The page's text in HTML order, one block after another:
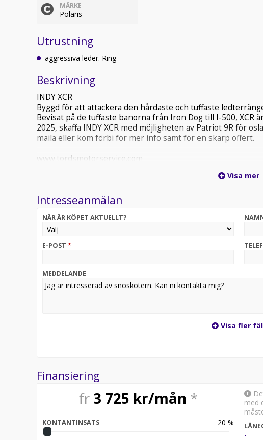
MÄRKE
Polaris
Utrustning
aggressiva leder. Ring
Beskrivning
INDY XCR
Byggd för att attackera den hårdaste och tuffaste
Bevisat på de tuffaste banorna från Iron Dog till I-500,
2025, skaffa INDY XCR med möjligheten av Patriot 9R för
maila eller kom förbi för mer info samt för en skarp offert.
www.tordsmotorservice.com
Visa mer
Intresseanmälan
NÄR ÄR KÖPET AKTUELLT?
E-POST *
MEDDELANDE
Visa fler
Finansiering
fr 3 725 kr/mån *
KONTANTINSATS 20 %
med
-